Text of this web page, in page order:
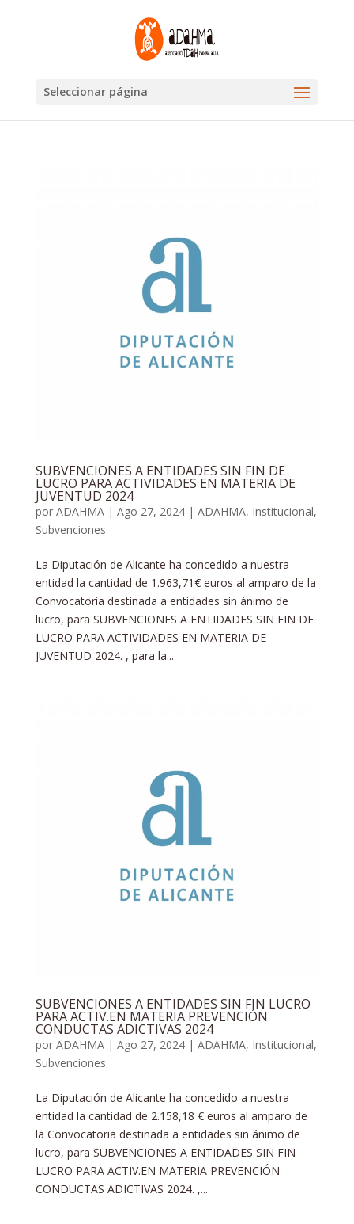
Seleccionar página
SUBVENCIONES A ENTIDADES SIN FIN DE
LUCRO PARA ACTIVIDADES EN MATERIA DE
JUVENTUD 2024
por ADAHMA| Ago 27, 2024| ADAHMA, Institucional,
Subvenciones
La Diputación de Alicante ha concedido a nuestra
entidad la cantidad de 1.963,71€ euros al amparo de la
Convocatoria destinada a entidades sin ánimo de
lucro, para SUBVENCIONES A ENTIDADES SIN FIN DE
LUCRO PARA ACTIVIDADES EN MATERIA DE
JUVENTUD 2024. , para la...
SUBVENCIONES A ENTIDADES SIN FIN LUCRO
PARA ACTIV.EN MATERIA PREVENCIÓN
CONDUCTAS ADICTIVAS 2024
por ADAHMA| Ago 27, 2024| ADAHMA, Institucional,
Subvenciones
La Diputación de Alicante ha concedido a nuestra
entidad la cantidad de 2.158,18 € euros al amparo de
la Convocatoria destinada a entidades sin ánimo de
lucro, para SUBVENCIONES A ENTIDADES SIN FIN
LUCRO PARA ACTIV.EN MATERIA PREVENCIÓN
CONDUCTAS ADICTIVAS 2024. ,...